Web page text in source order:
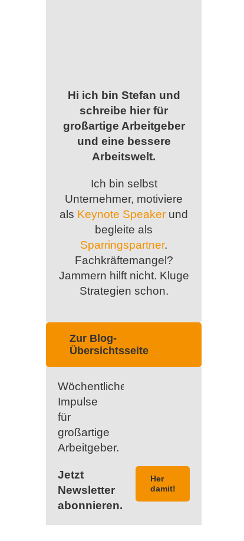
Hi ich bin Stefan und
schreibe hier für
großartige Arbeitgeber
und eine bessere
Arbeitswelt.
Ich bin selbst
Unternehmer, motiviere
als Keynote Speaker und
begleite als
Sparringspartner.
Fachkräftemangel?
Jammern hilft nicht. Kluge
Strategien schon.
Zur Blog-
Übersichtsseite
Wöchentliche
Impulse
für
großartige
Arbeitgeber.
Jetzt
Newsletter
abonnieren.
Her
damit!